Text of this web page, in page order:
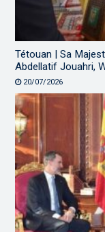
Tétouan | Sa
Abdellatif Jouahri,
20/07/2026